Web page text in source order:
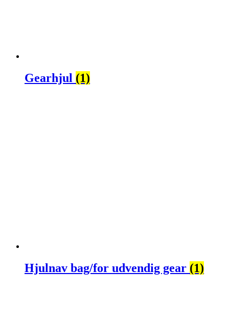
Gearhjul (1)
Hjulnav bag/for udvendig gear (1)